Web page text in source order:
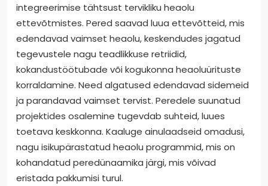
integreerimise tähtsust tervikliku heaolu
ettevõtmistes. Pered saavad luua ettevõtteid, mis
edendavad vaimset heaolu, keskendudes jagatud
tegevustele nagu teadlikkuse retriidid,
kokandustöötubade või kogukonna heaoluürituste
korraldamine. Need algatused edendavad sidemeid
ja parandavad vaimset tervist. Peredele suunatud
projektides osalemine tugevdab suhteid, luues
toetava keskkonna. Kaaluge ainulaadseid omadusi,
nagu isikupärastatud heaolu programmid, mis on
kohandatud peredünaamika järgi, mis võivad
eristada pakkumisi turul.